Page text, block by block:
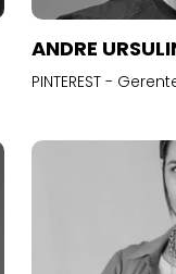
ANDRE
PINTEREST -